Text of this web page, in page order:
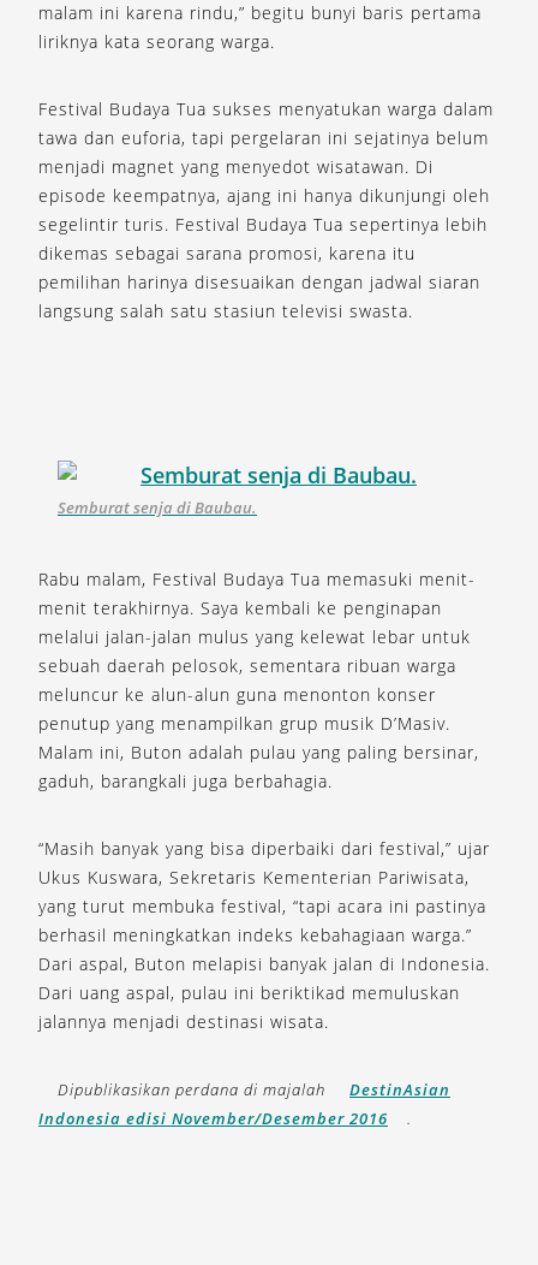
malam ini karena rindu,” begitu bunyi baris pertama
liriknya kata seorang warga.
Festival Budaya Tua sukses menyatukan warga dalam
tawa dan euforia, tapi pergelaran ini sejatinya belum
menjadi magnet yang menyedot wisatawan. Di
episode keempatnya, ajang ini hanya dikunjungi oleh
segelintir turis. Festival Budaya Tua sepertinya lebih
dikemas sebagai sarana promosi, karena itu
pemilihan harinya disesuaikan dengan jadwal siaran
langsung salah satu stasiun televisi swasta.
Semburat senja di Baubau.
Rabu malam, Festival Budaya Tua memasuki menit-
menit terakhirnya. Saya kembali ke penginapan
melalui jalan-jalan mulus yang kelewat lebar untuk
sebuah daerah pelosok, sementara ribuan warga
meluncur ke alun-alun guna menonton konser
penutup yang menampilkan grup musik D’Masiv.
Malam ini, Buton adalah pulau yang paling bersinar,
gaduh, barangkali juga berbahagia.
“Masih banyak yang bisa diperbaiki dari festival,” ujar
Ukus Kuswara, Sekretaris Kementerian Pariwisata,
yang turut membuka festival, “tapi acara ini pastinya
berhasil meningkatkan indeks kebahagiaan warga.”
Dari aspal, Buton melapisi banyak jalan di Indonesia.
Dari uang aspal, pulau ini beriktikad memuluskan
jalannya menjadi destinasi wisata.
Dipublikasikan perdana di majalah
DestinAsian
Indonesia edisi November/Desember 2016
.